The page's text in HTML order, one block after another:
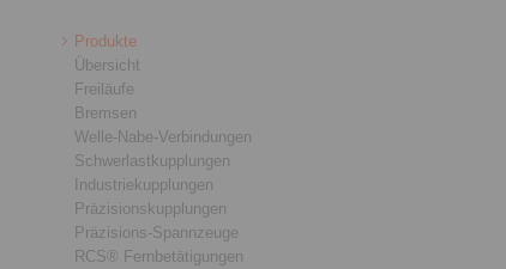
Produkte
Übersicht
Freiläufe
Bremsen
Welle-Nabe-Verbindungen
Schwerlastkupplungen
Industriekupplungen
Präzisionskupplungen
Präzisions-Spannzeuge
RCS® Fernbetätigungen